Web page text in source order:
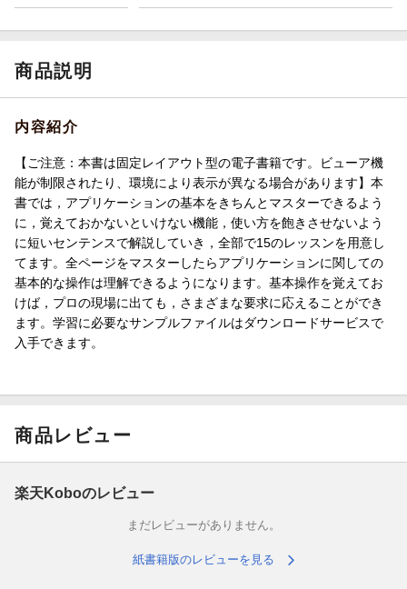
商品説明
内容紹介
【ご注意：本書は固定レイアウト型の電子書籍です。ビューア機
能が制限されたり、環境により表示が異なる場合があります】本
書では，アプリケーションの基本をきちんとマスターできるよう
に，覚えておかないといけない機能，使い方を飽きさせないよう
に短いセンテンスで解説していき，全部で15のレッスンを用意し
てます。全ページをマスターしたらアプリケーションに関しての
基本的な操作は理解できるようになります。基本操作を覚えてお
けば，プロの現場に出ても，さまざまな要求に応えることができ
ます。学習に必要なサンプルファイルはダウンロードサービスで
入手できます。
商品レビュー
楽天Koboのレビュー
まだレビューがありません。
紙書籍版のレビューを見る